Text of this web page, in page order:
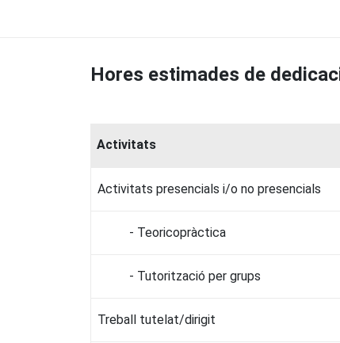
Hores estimades de
Activitats
Activitats presencials i/o no presencials
- Teoricopràctica
- Tutorització per grups
Treball tutelat/dirigit